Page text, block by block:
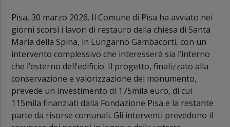
Pisa, 30 marzo 2026. Il Comune di Pisa ha avviato nei
giorni scorsi i lavori di restauro della chiesa di Santa
Maria della Spina, in Lungarno Gambacorti, con un
intervento complessivo che interesserà sia l’interno
che l’esterno dell’edificio. Il progetto, finalizzato alla
conservazione e valorizzazione del monumento,
prevede un investimento di 175mila euro, di cui
115mila finanziati dalla Fondazione Pisa e la restante
parte da risorse comunali. Gli interventi prevedono il